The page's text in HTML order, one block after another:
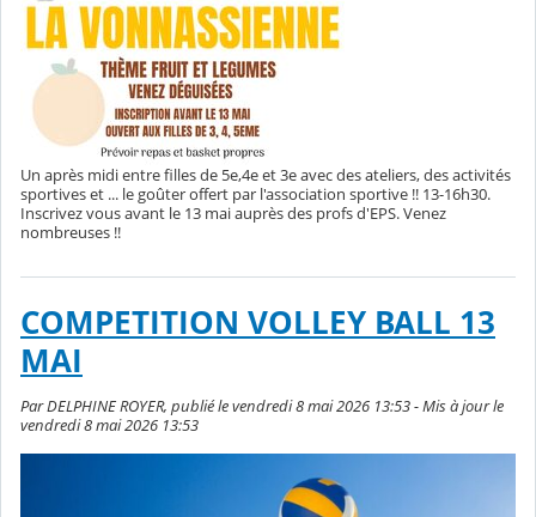
Un après midi entre filles de 5e,4e et 3e avec des ateliers, des activités
sportives et ... le goûter offert par l'association sportive !! 13-16h30.
Inscrivez vous avant le 13 mai auprès des profs d'EPS. Venez
nombreuses !!
COMPETITION VOLLEY BALL 13
MAI
Par DELPHINE ROYER, publié le vendredi 8 mai 2026 13:53 - Mis à jour le
vendredi 8 mai 2026 13:53